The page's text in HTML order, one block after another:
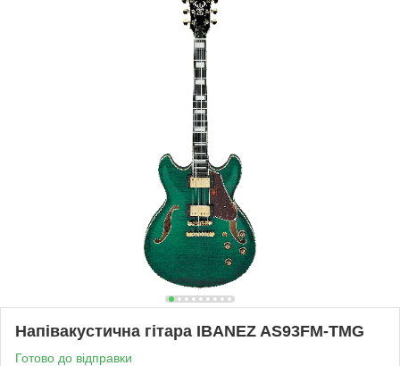
Напівакустична гітара IBANEZ AS93FM-TMG
Готово до відправки